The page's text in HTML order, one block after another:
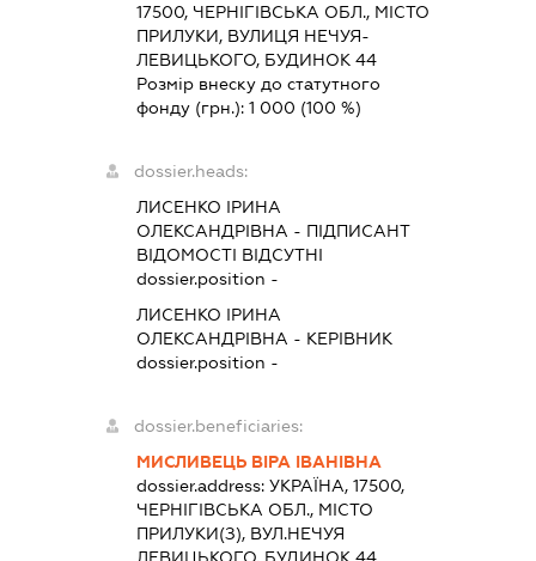
17500, ЧЕРНІГІВСЬКА ОБЛ., МІСТО
ПРИЛУКИ, ВУЛИЦЯ НЕЧУЯ-
ЛЕВИЦЬКОГО, БУДИНОК 44
Розмір внеску до статутного
фонду (грн.): 1 000 (100 %)
dossier.heads:
ЛИСЕНКО ІРИНА
ОЛЕКСАНДРІВНА - ПІДПИСАНТ
ВІДОМОСТІ ВІДСУТНІ
dossier.position -
ЛИСЕНКО ІРИНА
ОЛЕКСАНДРІВНА - КЕРІВНИК
dossier.position -
dossier.beneficiaries:
МИСЛИВЕЦЬ ВІРА ІВАНІВНА
dossier.address: УКРАЇНА, 17500,
ЧЕРНІГІВСЬКА ОБЛ., МІСТО
ПРИЛУКИ(З), ВУЛ.НЕЧУЯ
ЛЕВИЦЬКОГО, БУДИНОК 44